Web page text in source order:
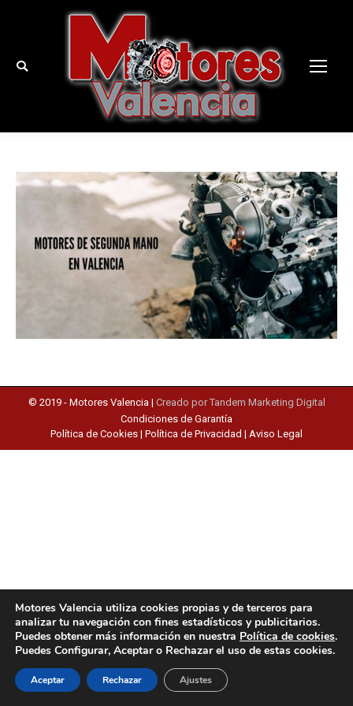
Buscar:
© 2019 - Motores Valencia| Creado por Tandem Marketing Digital
Condiciones de Garantía
Política de Cookies | Política de Privacidad | Aviso Legal
Motores Valencia utiliza cookies propias y de terceros para
analizar tu navegación con fines estadísticos y publicitarios.
Puedes obtener más información en nuestra Política de cookies.
Puedes Configurar, Aceptar o Rechazar el uso de estas cookies.
Aceptar Rechazar Ajustes